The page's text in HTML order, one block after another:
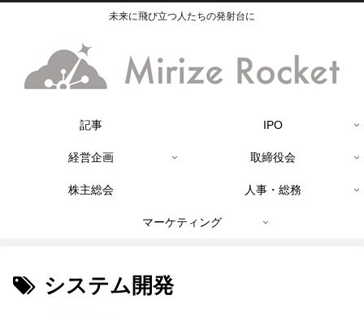
未来に飛び立つ人たちの発射台に
記事 IPO
経営企画 取締役会
株主総会 人事・総務
マーケティング
システム開発